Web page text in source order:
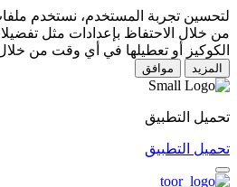
لتحسين تجربة المستخدم، نستخدم
من خلال الاحتفاظ بإعدادات مثل
الكوكيز أو تعطيلها في أي وقت من
المزيد موافق
تحميل التطبيق
تحميل التطبيق